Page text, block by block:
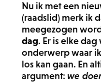
Nu ik met een
(raadslid) merk ik
meegezogen
dag. Er is elke
onderwerp waar
los kan gaan. En
argument: we